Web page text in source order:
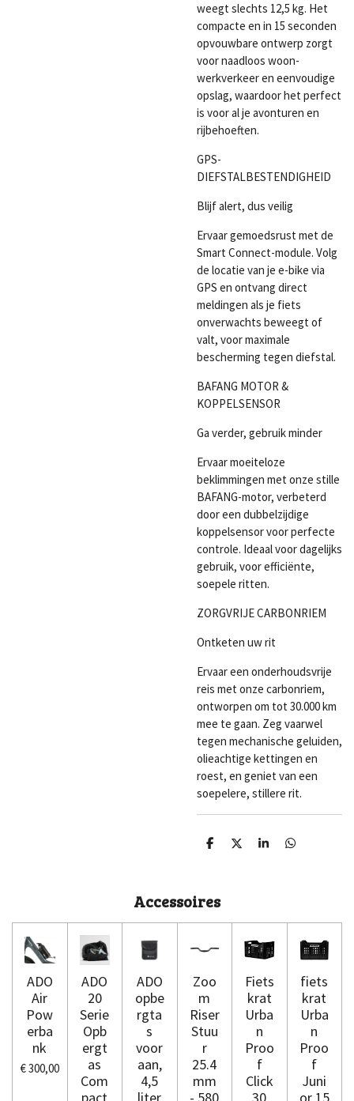
weegt slechts 12,5 kg. Het
compacte en in 15 seconden
opvouwbare ontwerp zorgt
voor naadloos woon-
werkverkeer en eenvoudige
opslag, waardoor het perfect
is voor al je avonturen en
rijbehoeften.
GPS-
DIEFSTALBESTENDIGHEID
Blijf alert, dus veilig
Ervaar gemoedsrust met de
Smart Connect-module. Volg
de locatie van je e-bike via
GPS en ontvang direct
meldingen als je fiets
onverwachts beweegt of
valt, voor maximale
bescherming tegen diefstal.
BAFANG MOTOR &
KOPPELSENSOR
Ga verder, gebruik minder
Ervaar moeiteloze
beklimmingen met onze stille
BAFANG-motor, verbeterd
door een dubbelzijdige
koppelsensor voor perfecte
controle. Ideaal voor dagelijks
gebruik, voor efficiënte,
soepele ritten.
ZORGVRIJE CARBONRIEM
Ontketen uw rit
Ervaar een onderhoudsvrije
reis met onze carbonriem,
ontworpen om tot 30.000 km
mee te gaan. Zeg vaarwel
tegen mechanische geluiden,
olieachtige kettingen en
roest, en geniet van een
soepelere, stillere rit.
D
D
S
D
Accessoires
ADO
Air
Pow
erba
nk
€ 300,00
ADO
20
Serie
Opb
ergt
as
Com
ADO
opbe
rgta
s
voor
aan,
4,5
Zoo
m
Riser
Stuu
r
25.4
mm
Fiets
krat
Urba
n
Proo
f
Click
fiets
krat
Urba
n
Proo
f
Juni